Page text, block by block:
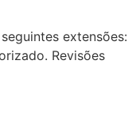
extensões:
Revisões